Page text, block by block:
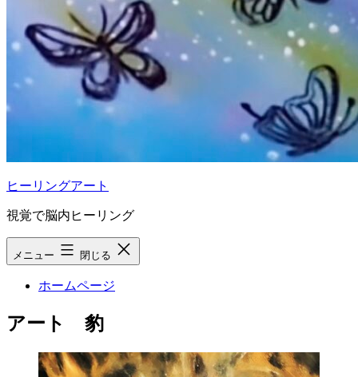
ヒーリングアート
視覚で脳内ヒーリング
メニュー 閉じる
ホームページ
アート 豹